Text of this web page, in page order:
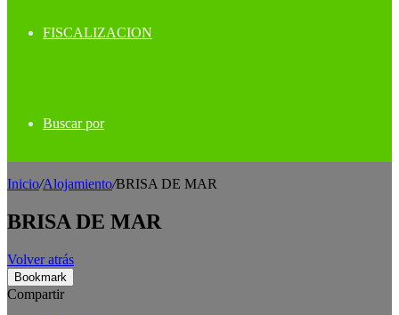
FISCALIZACION
Buscar por
Inicio/Alojamiento/BRISA DE MAR
BRISA DE MAR
Volver atrás
Bookmark
Compartir